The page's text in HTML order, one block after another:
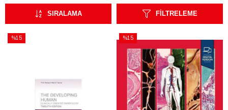
FILTRELEME
SIRALAMA
%15
%15
İndirim
%15İndirim